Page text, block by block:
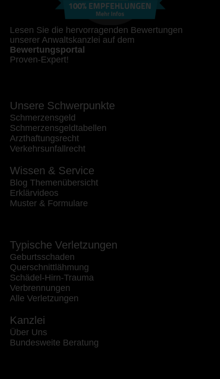
Lesen Sie die hervorragenden Bewertungen
unserer Anwaltskanzlei auf dem
Bewertungsportal
Proven-Expert!
Unsere Schwerpunkte
Schmerzensgeld
Schmerzensgeldtabellen
Arzthaftungsrecht
Verkehrsunfallrecht
Wissen & Service
Blog Themenübersicht
Erklärvideos
Muster & Formulare
Typische Verletzungen
Geburtsschaden
Querschnittlähmung
Schädel-Hirn-Trauma
Verbrennungen
Alle Verletzungen
Kanzlei
Über Uns
Bundesweite Beratung